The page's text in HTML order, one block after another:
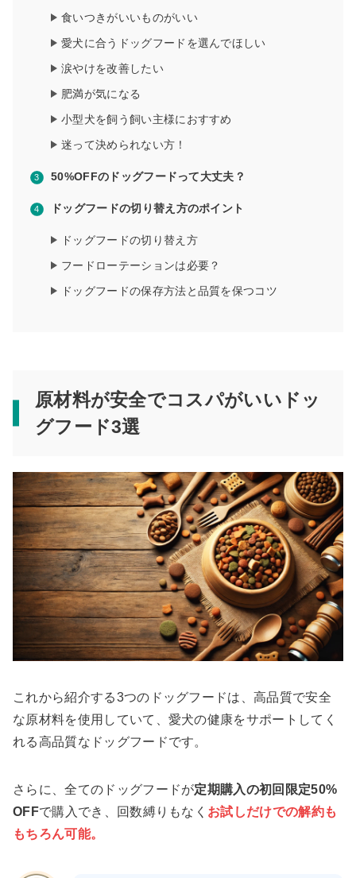
食いつきがいいものがいい
愛犬に合うドッグフードを選んでほしい
涙やけを改善したい
肥満が気になる
小型犬を飼う飼い主様におすすめ
迷って決められない方！
50%OFFのドッグフードって大丈夫？
ドッグフードの切り替え方のポイント
ドッグフードの切り替え方
フードローテーションは必要？
ドッグフードの保存方法と品質を保つコツ
原材料が安全でコスパがいいドッ
グフード3選
これから紹介する3つのドッグフードは、高品質で安全
な原材料を使用していて、愛犬の健康をサポートしてく
れる高品質なドッグフードです。
さらに、全てのドッグフードが定期購入の初回限定50%
OFFで購入でき、回数縛りもなく お試しだけでの解約も
もちろん可能。